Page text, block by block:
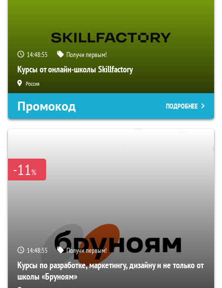
14:48:54 Получи первым!
Курсы от онлайн-школы Skillfactory
Россия
Промокод ПОДРОБНЕЕ
-11%
14:48:54 Получи первым!
Курсы по разработке, маркетингу, дизайну и не только от
школы «Бруноям»